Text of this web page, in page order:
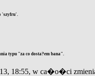
'szyfru'.
typu "za co dosta?em bana".
18:55, w ca�o�ci